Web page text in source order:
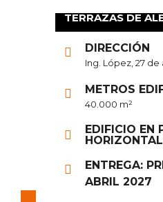
TERRAZAS DE
DIRECCIÓN
Ing. López, 27
METROS
40.000 m²
EDIFICIO EN
HORIZONTAL
ENTREGA:
ABRIL 2027